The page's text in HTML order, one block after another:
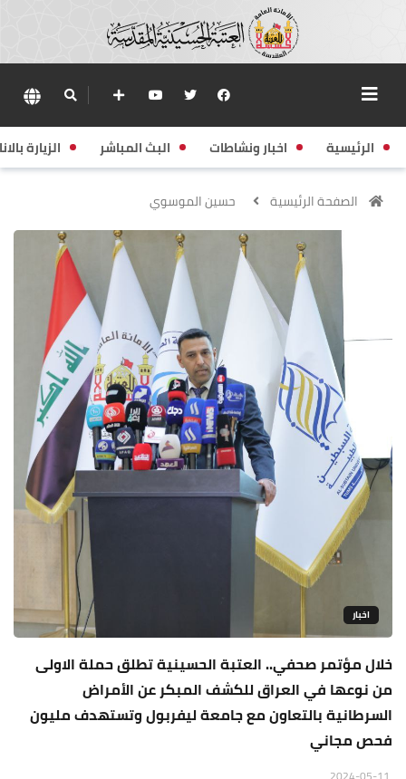
الرئيسية اخبار ونشاطات البث المباشر الزيارة
الصفحة الرئيسية حسين الموسوي
اخبار
خلال مؤتمر صحفي.. العتبة الحسينية تطلق حملة الاولى
من نوعها في العراق للكشف المبكر عن الأمراض
السرطانية بالتعاون مع جامعة ليفربول وتستهدف مليون
فحص مجاني